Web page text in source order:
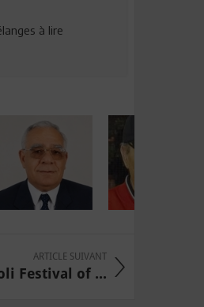
à lire
ARTICLE SUIVANT
Festival of ...